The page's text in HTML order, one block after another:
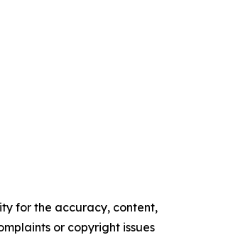
for the accuracy, content,
or copyright issues